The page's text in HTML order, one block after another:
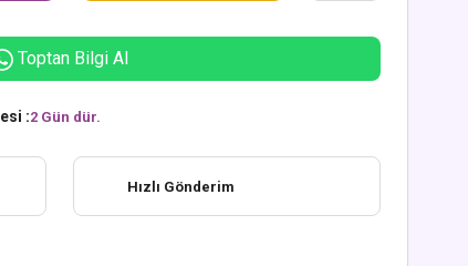
Toptan Bilgi Al
:2 Gün dür.
Hızlı Gönderim